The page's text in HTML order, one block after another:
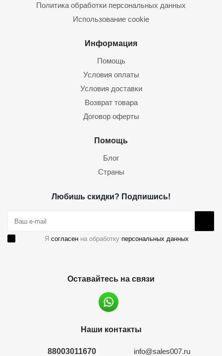
Политика обработки персональных данных
Использование cookie
Информация
Помощь
Условия оплаты
Условия доставки
Возврат товара
Договор оферты
Помощь
Блог
Страны
Любишь скидки? Подпишись!
Я согласен на обработку персональных данных
Оставайтесь на связи
Наши контакты
88003011670 info@sales007.ru